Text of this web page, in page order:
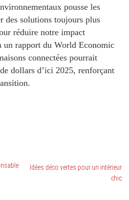
pousse les
des solutions toujours plus
réduire notre impact
un rapport du World Economic
connectées pourrait
dollars d’ici 2025, renforçant
Idées déco vertes pour un intérieur
chic